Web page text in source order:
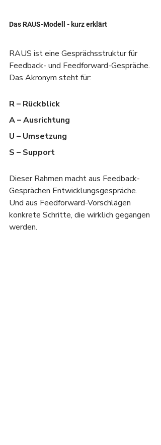
Das RAUS-Modell - kurz erklärt
RAUS ist eine Gesprächsstruktur für
Feedback- und Feedforward-Gespräche.
Das Akronym steht für:
R – Rückblick
A – Ausrichtung
U – Umsetzung
S – Support
Dieser Rahmen macht aus Feedback-
Gesprächen Entwicklungsgespräche.
Und aus Feedforward-Vorschlägen
konkrete Schritte, die wirklich gegangen
werden.